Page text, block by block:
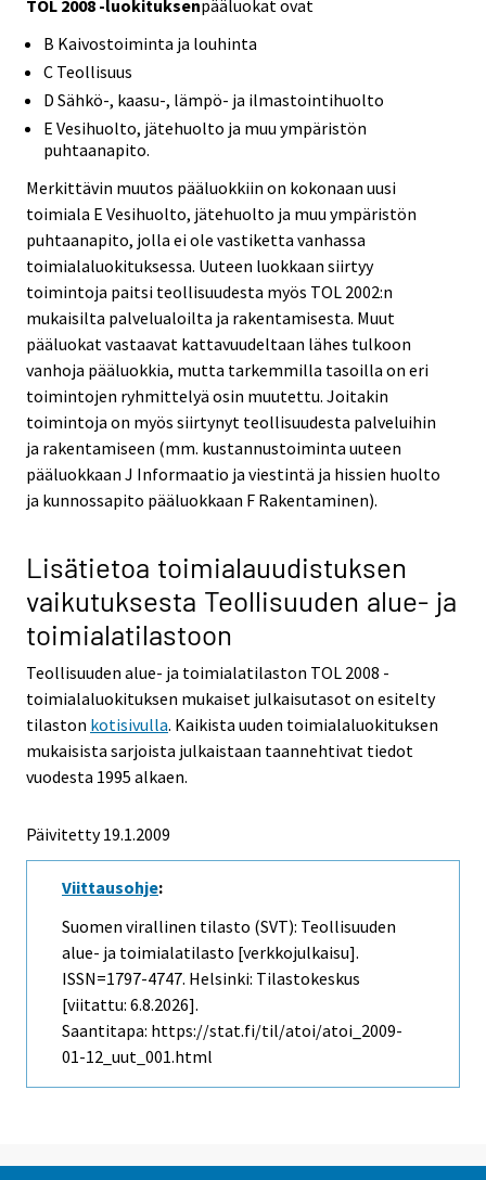
TOL 2008 -luokituksenpääluokat ovat
B Kaivostoiminta ja louhinta
C Teollisuus
D Sähkö-, kaasu-, lämpö- ja ilmastointihuolto
E Vesihuolto, jätehuolto ja muu ympäristön
puhtaanapito.
Merkittävin muutos pääluokkiin on kokonaan uusi
toimiala E Vesihuolto, jätehuolto ja muu ympäristön
puhtaanapito, jolla ei ole vastiketta vanhassa
toimialaluokituksessa. Uuteen luokkaan siirtyy
toimintoja paitsi teollisuudesta myös TOL 2002:n
mukaisilta palvelualoilta ja rakentamisesta. Muut
pääluokat vastaavat kattavuudeltaan lähes tulkoon
vanhoja pääluokkia, mutta tarkemmilla tasoilla on eri
toimintojen ryhmittelyä osin muutettu. Joitakin
toimintoja on myös siirtynyt teollisuudesta palveluihin
ja rakentamiseen (mm. kustannustoiminta uuteen
pääluokkaan J Informaatio ja viestintä ja hissien huolto
ja kunnossapito pääluokkaan F Rakentaminen).
Lisätietoa toimialauudistuksen
vaikutuksesta Teollisuuden alue- ja
toimialatilastoon
Teollisuuden alue- ja toimialatilaston TOL 2008 -
toimialaluokituksen mukaiset julkaisutasot on esitelty
tilaston kotisivulla. Kaikista uuden toimialaluokituksen
mukaisista sarjoista julkaistaan taannehtivat tiedot
vuodesta 1995 alkaen.
Päivitetty19.1.2009
Viittausohje:
Suomen virallinen tilasto (SVT): Teollisuuden
alue- ja toimialatilasto [verkkojulkaisu].
ISSN=1797-4747. Helsinki: Tilastokeskus
[viitattu: 6.8.2026].
Saantitapa: https://stat.fi/til/atoi/atoi_2009-
01-12_uut_001.html